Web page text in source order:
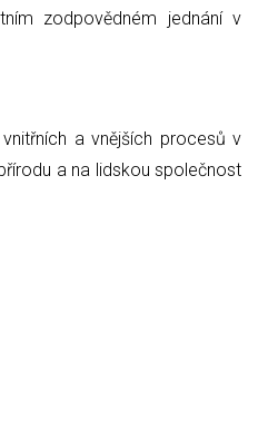
zodpovědném jednání v
a vnějších procesů v
a na lidskou společnost